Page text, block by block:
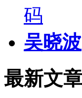
码
吴晓波
最新文